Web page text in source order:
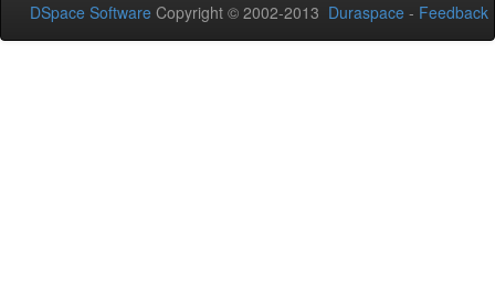
DSpace Software Copyright © 2002-2013 Duraspace - Feedback